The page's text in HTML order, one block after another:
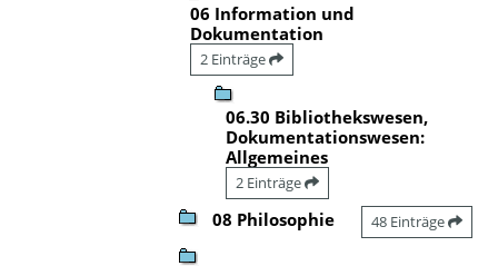
06 Information und
Dokumentation
2 Einträge
06.30 Bibliothekswesen,
Dokumentationswesen:
Allgemeines
2 Einträge
08 Philosophie 48 Einträge